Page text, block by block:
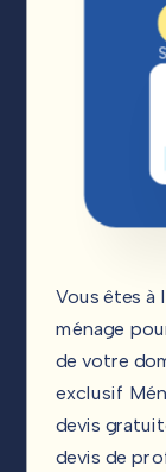
Vous êtes à
ménage
de votre
exclusif
devis
devis de